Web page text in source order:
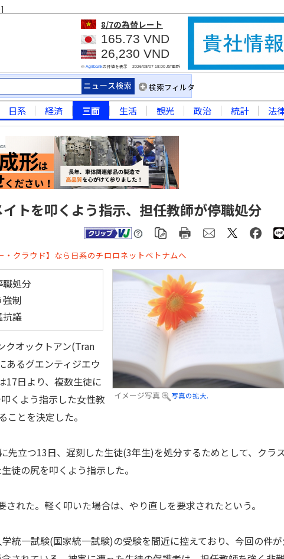
8/7の為替レート
165.73 VND
26,230 VND
※ Agribankの仲値を表示 2026/08/07 18:00JST更新
検索フィルタ
日系 経済 三面 生活 観光 政治 統計 法
トを叩くよう指示、担任教師が停職処分
・クラウド】なら日系のチロロネットベトナムへ
イメージ写真 写真の拡大.
職処分
制
抗議
クオックトアン(Tran
あるグエンティジエウ
日より、複数生徒に
くよう指示した女性教
ことを決定した。
先立つ13日、遅刻した生徒(3年生)を処分するためとして、クラ
徒の尻を叩くよう指示した。
れた。軽く叩いた場合は、やり直しを要求されたという。
統一試験(国家統一試験)の受験を間近に控えており、今回の件